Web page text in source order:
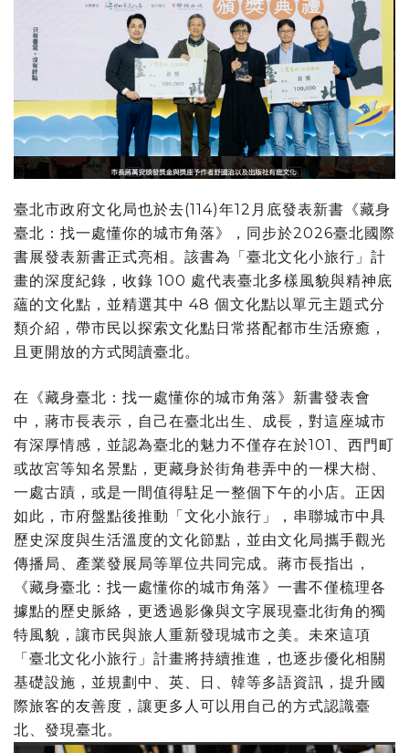
臺北市政府文化局也於去(114)年12月底發表新書《藏身
臺北：找一處懂你的城市角落》，同步於2026臺北國際
書展發表新書正式亮相。該書為「臺北文化小旅行」計
畫的深度紀錄，收錄 100 處代表臺北多樣風貌與精神底
蘊的文化點，並精選其中 48 個文化點以單元主題式分
類介紹，帶市民以探索文化點日常搭配都市生活療癒，
且更開放的方式閱讀臺北。
在《藏身臺北：找一處懂你的城市角落》新書發表會
中，蔣市長表示，自己在臺北出生、成長，對這座城市
有深厚情感，並認為臺北的魅力不僅存在於101、西門町
或故宮等知名景點，更藏身於街角巷弄中的一棵大樹、
一處古蹟，或是一間值得駐足一整個下午的小店。正因
如此，市府盤點後推動「文化小旅行」，串聯城市中具
歷史深度與生活溫度的文化節點，並由文化局攜手觀光
傳播局、產業發展局等單位共同完成。蔣市長指出，
《藏身臺北：找一處懂你的城市角落》一書不僅梳理各
據點的歷史脈絡，更透過影像與文字展現臺北街角的獨
特風貌，讓市民與旅人重新發現城市之美。未來這項
「臺北文化小旅行」計畫將持續推進，也逐步優化相關
基礎設施，並規劃中、英、日、韓等多語資訊，提升國
際旅客的友善度，讓更多人可以用自己的方式認識臺
北、發現臺北。